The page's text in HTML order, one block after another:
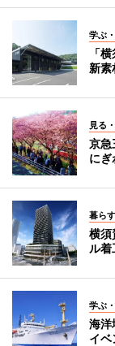
学ぶ
「
新素
見る
京
にぎ
暮ら
横須
ル着
学ぶ
海
イベ